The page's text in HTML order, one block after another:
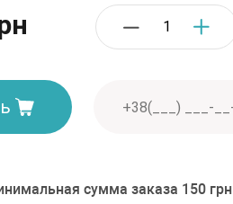
сумма заказа 150 грн